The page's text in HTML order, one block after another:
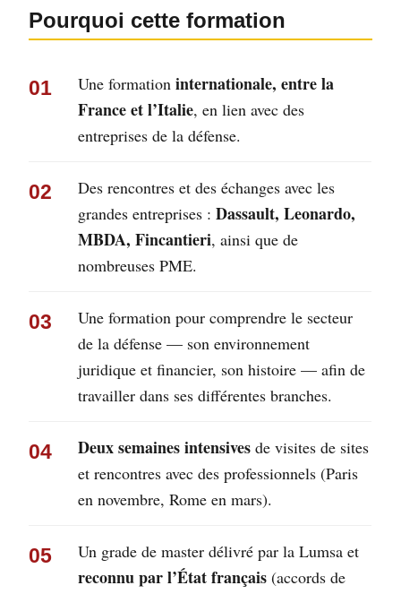
Pourquoi cette formation
01 Une formationinternationale, entre la
France et l’Italie, en lien avec des
entreprises de la défense.
02
Des rencontres et des échanges avec les
grandes entreprises :Dassault, Leonardo,
MBDA, Fincantieri, ainsi que de
nombreuses PME.
03
Une formation pour comprendre le secteur
de la défense — son environnement
juridique et financier, son histoire — afin de
travailler dans ses différentes branches.
04 Deux semaines intensives de visites de sites
et rencontres avec des professionnels (Paris
en novembre, Rome en mars).
05 Un grade de master délivré par la Lumsa et
reconnu par l’État français (accords de